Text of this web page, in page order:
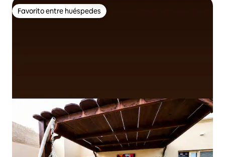
Favorito entre huéspedes
Favorito entre huéspedes